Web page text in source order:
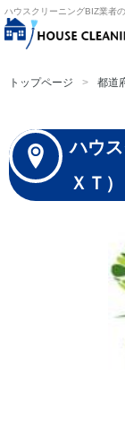
ハウスクリーニングBIZ業者
トップページ 都道
ハウ
ＸＴ）